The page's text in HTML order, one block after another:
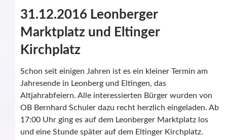
31.12.2016 Leonberger
Marktplatz und Eltinger
Kirchplatz
Schon seit einigen Jahren ist es ein kleiner Termin am
Jahresende in Leonberg und Eltingen, das
Altjahrabfeiern. Alle interessierten Bürger wurden von
OB Bernhard Schuler dazu recht herzlich eingeladen. Ab
17:00 Uhr ging es auf dem Leonberger Marktplatz los
und eine Stunde später auf dem Eltinger Kirchplatz.